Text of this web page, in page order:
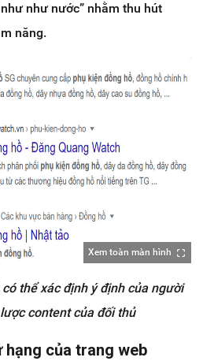
như nước” nhằm thu hút
năng.
Xem toàn màn hình
có thể xác định ý định của người
content của đối thủ
của trang web